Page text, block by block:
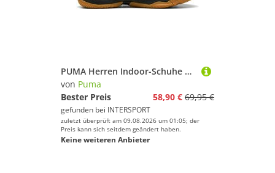
Snowboardschuhe
Stollenschuhe
Volleyballschuhe
Wander- & Trekkingschuhe
Zustiegsschuhe
PUMA Herren Indoor-Schuhe Solarflash III
von Puma
Bester Preis
58,90 € 69,95 €
gefunden bei INTERSPORT
zuletzt überprüft am 09.08.2026 um 01:05; der
Preis kann sich seitdem geändert haben.
Keine weiteren Anbieter